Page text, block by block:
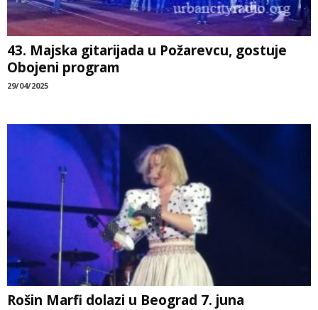
43. Majska gitarijada u Požarevcu, gostuje
Obojeni program
29/04/2025
Rošin Marfi dolazi u Beograd 7. juna